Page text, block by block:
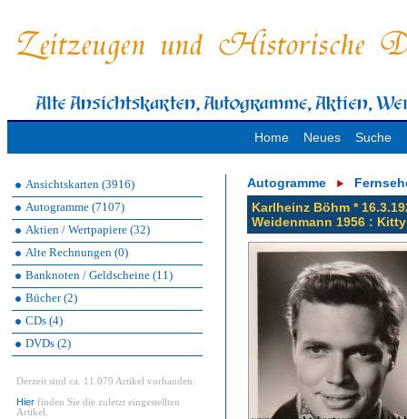
Home Neues Suche
Ansichtskarten (3916)
Autogramme (7107)
Aktien / Wertpapiere (32)
Alte Rechnungen (0)
Banknoten / Geldscheine (11)
Bücher (2)
CDs (4)
DVDs (2)
Derzeit sind ca. 11.079 Artikel vorhanden.
Hier finden Sie die zuletzt eingestellten
Artikel.
Autogramme
Karlheinz Böhm *
Weidenmann 1956 :